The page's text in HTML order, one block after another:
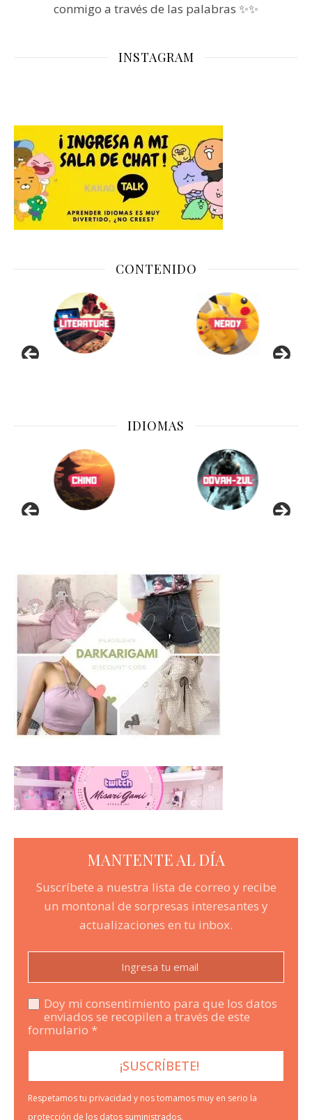
conmigo a través de las palabras ✨✨
INSTAGRAM
CONTENIDO
IDIOMAS
MANTENTE AL DÍA
Suscríbete a nuestra lista de correo y recibe
un montonal de sorpresas interesantes y
actualizaciones en tu inbox.
Doy mi consentimiento para que los datos
enviados se recopilen a través de este
formulario *
Respetamos tu privacidad y nos tomamos muy en serio la
protección de los datos suministrados.